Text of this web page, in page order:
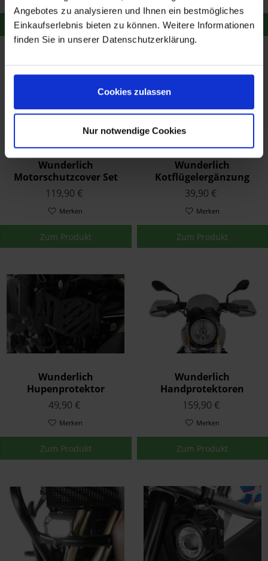
Angebotes zu analysieren und Ihnen ein bestmögliches
Einkaufserlebnis bieten zu können. Weitere Informationen
finden Sie in unserer Datenschutzerklärung.
Cookies zulassen
Nur notwendige Cookies
Zum Produkt Zum Produkt
Wunderlich
Motorschutzcover Set
für Kupplung und
Lichtmaschine Schwarz
119,90 €
Merken
Zum Produkt
Wunderlich
Kotflügelergänzung
Extenda Fender Schwarz
39,90 €
Merken
Zum Produkt
Wunderlich
Hupenprotektor
Schwarz
49,90 €
Merken
Zum Produkt
Wunderlich
Handprotektoren
Rauchgrau
159,90 €
Merken
Zum Produkt